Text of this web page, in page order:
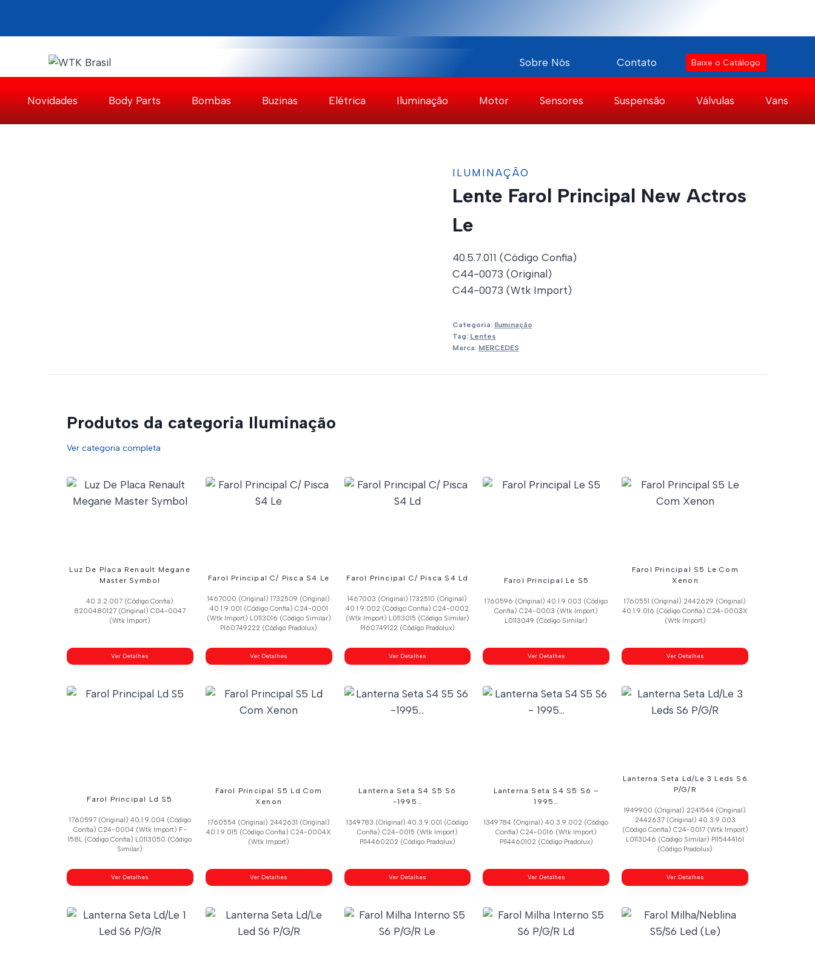
o
Sobre Nós Contato Baixe o Catálogo
Novidades Body Parts Bombas Buzinas Elétrica Iluminação Motor Sensores Suspensão Válvulas Vans
ILUMINAÇÃO
Lente Farol Principal New Actros
Le
40.5.7.011 (Código Confia)
C44-0073 (Original)
C44-0073 (Wtk Import)
Categoria: Iluminação
Tag: Lentes
Marca: MERCEDES
Produtos da categoria Iluminação
Ver categoria completa
Luz De Placa Renault Megane
Master Symbol
40.3.2.007 (Código Confia)
8200480127 (Original) C04-0047
(Wtk Import)
Ver Detalhes
Farol Principal C/ Pisca S4 Le
1467000 (Original) 1732509 (Original)
40.1.9.001 (Código Confia) C24-0001
(Wtk Import) L0113016 (Código Similar)
Pl60749222 (Código Pradolux)
Ver Detalhes
Farol Principal C/ Pisca S4 Ld
1467003 (Original) 1732510 (Original)
40.1.9.002 (Código Confia) C24-0002
(Wtk Import) L0113015 (Código Similar)
Pl60749122 (Código Pradolux)
Ver Detalhes
Farol Principal Le S5
1760596 (Original) 40.1.9.003 (Código
Confia) C24-0003 (Wtk Import)
L0113049 (Código Similar)
Ver Detalhes
Farol Principal S5 Le Com
Xenon
1760551 (Original) 2442629 (Original)
40.1.9.016 (Código Confia) C24-0003X
(Wtk Import)
Ver Detalhes
Farol Principal Ld S5
1760597 (Original) 40.1.9.004 (Código
Confia) C24-0004 (Wtk Import) F-
158L (Código Confia) L0113050 (Código
Similar)
Ver Detalhes
Farol Principal S5 Ld Com
Xenon
1760554 (Original) 2442631 (Original)
40.1.9.015 (Código Confia) C24-0004X
(Wtk Import)
Ver Detalhes
Lanterna Seta S4 S5 S6
-1995…
1349783 (Original) 40.3.9.001 (Código
Confia) C24-0015 (Wtk Import)
Pl14460202 (Código Pradolux)
Ver Detalhes
Lanterna Seta S4 S5 S6 –
1995…
1349784 (Original) 40.3.9.002 (Código
Confia) C24-0016 (Wtk Import)
Pl14460102 (Código Pradolux)
Ver Detalhes
Lanterna Seta Ld/Le 3 Leds S6
P/G/R
1949900 (Original) 2241544 (Original)
2442637 (Original) 40.3.9.003
(Código Confia) C24-0017 (Wtk Import)
L0113046 (Código Similar) Pl15444161
(Código Pradolux)
Ver Detalhes